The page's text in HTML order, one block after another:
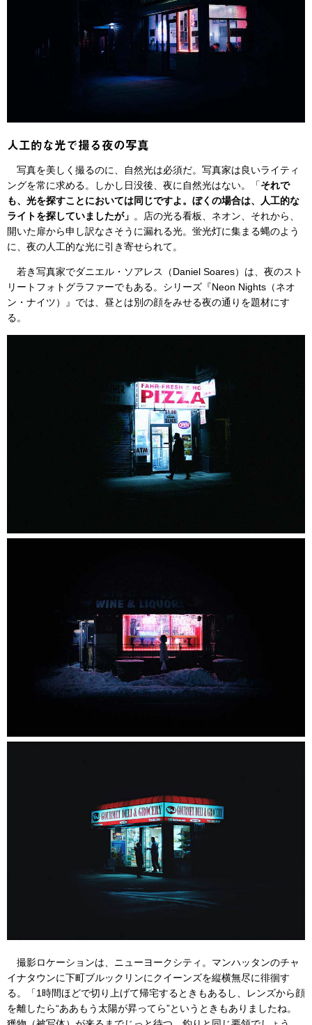
人工的な光で撮る夜の写真
写真を美しく撮るのに、自然光は必須だ。写真家は良いライティ
ングを常に求める。しかし日没後、夜に自然光はない。「それで
も、光を探すことにおいては同じですよ。ぼくの場合は、人工的な
ライトを探していましたが」 。店の光る看板、ネオン、それから、
開いた扉から申し訳なさそうに漏れる光。蛍光灯に集まる蝿のよう
に、夜の人工的な光に引き寄せられて。
若き写真家でダニエル・ソアレス（Daniel Soares）は、夜のスト
リートフォトグラファーでもある。シリーズ『Neon Nights（ネオ
ン・ナイツ）』では、昼とは別の顔をみせる夜の通りを題材にす
る。
撮影ロケーションは、ニューヨークシティ。マンハッタンのチャ
イナタウンに下町ブルックリンにクイーンズを縦横無尽に徘徊す
る。「1時間ほどで切り上げて帰宅するときもあるし、レンズから顔
を離したら“ああもう太陽が昇ってら”というときもありましたね。